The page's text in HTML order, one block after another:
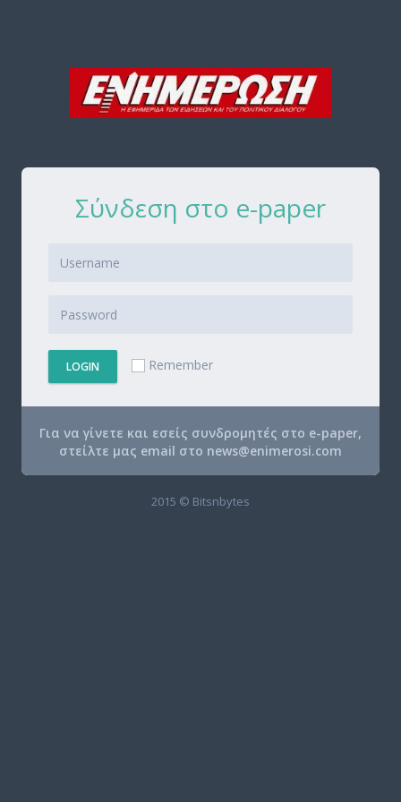
Σύνδεση στο e-paper
LOGIN Remember
Για να γίνετε και εσείς συνδρομητές στο e-paper,
στείλτε μας email στο news@enimerosi.com
2015 © Bitsnbytes